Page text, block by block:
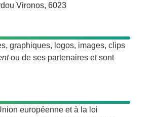
Vironos, 6023
graphiques, logos, images, clips
ou de ses partenaires et sont
européenne et à la loi